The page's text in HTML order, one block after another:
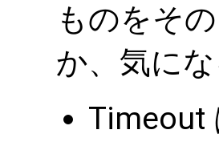
ものをそ
か、気に
Timeout